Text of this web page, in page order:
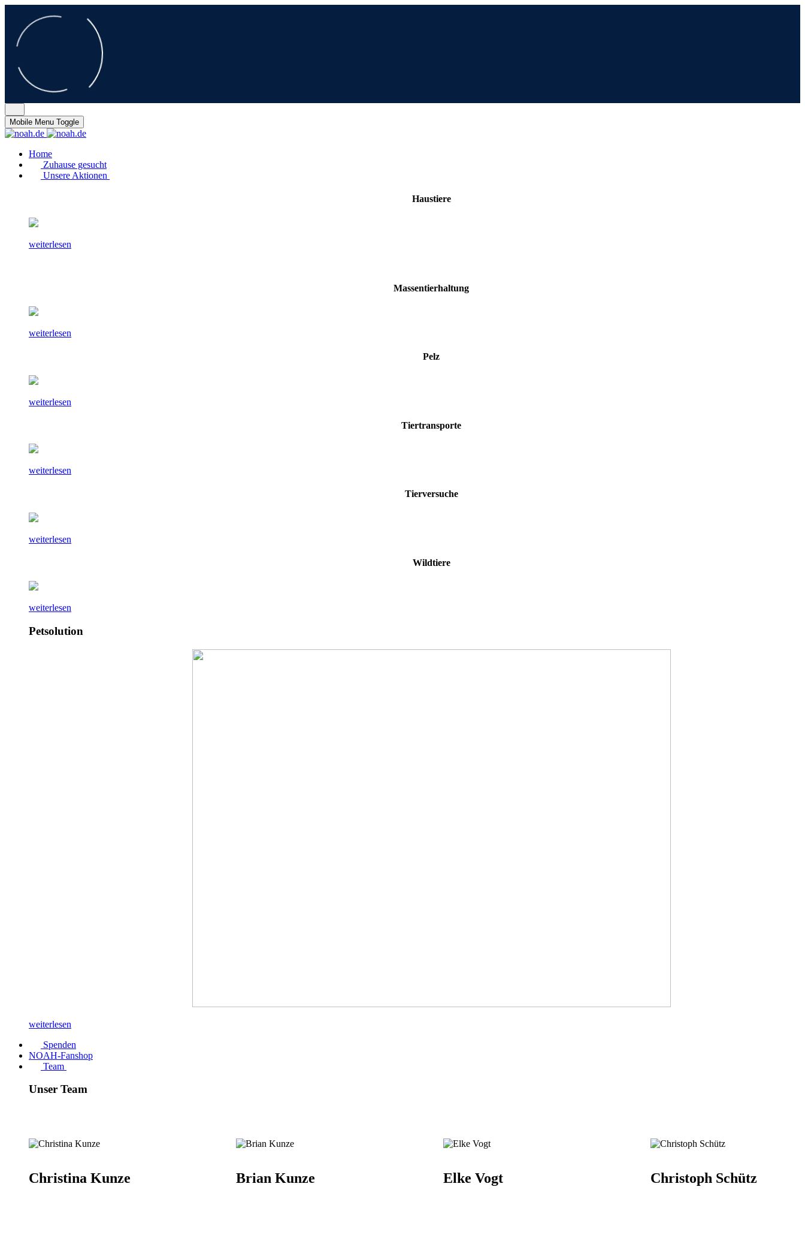
Mobile Menu Toggle
Home
Zuhause gesucht
Unsere Aktionen
Haustiere
weiterlesen
Massentierhaltung
weiterlesen
Pelz
weiterlesen
Tiertransporte
weiterlesen
Tierversuche
weiterlesen
Wildtiere
weiterlesen
Petsolution
weiterlesen
Spenden
NOAH-Fanshop
Team
Unser Team
Christina Kunze Brian Kunze Elke Vogt Christoph Schütz